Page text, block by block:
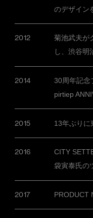
のデザイン
2012
菊池武夫が
し、渋谷明
2014
30周年記念
pirtiep
2015 13年ぶりに
2016
CITY
袋寅泰氏の
2017 PRODUCT